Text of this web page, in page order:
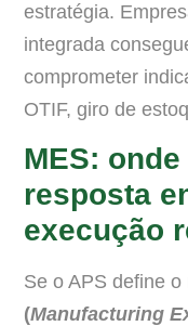
estratégia.
integrada
comprometer
OTIF, giro de
MES:
resposta
execução
Se o APS define
(Manufacturing